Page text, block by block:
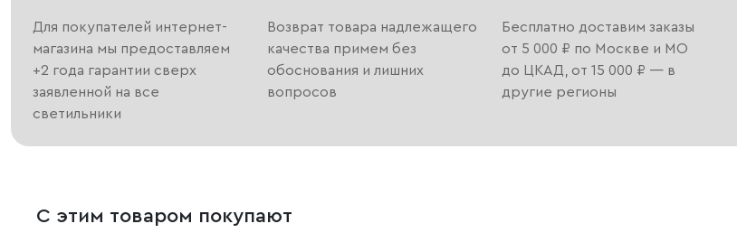
Для покупателей интернет-
магазина мы предоставляем
+2 года гарантии сверх
заявленной на все
светильники
Возврат товара надлежащего
качества примем без
обоснования и лишних
вопросов
Бесплатно доставим заказы
от 5 000 ₽ по Москве и МО
до ЦКАД, от 15 000 ₽ — в
другие регионы
С этим товаром покупают